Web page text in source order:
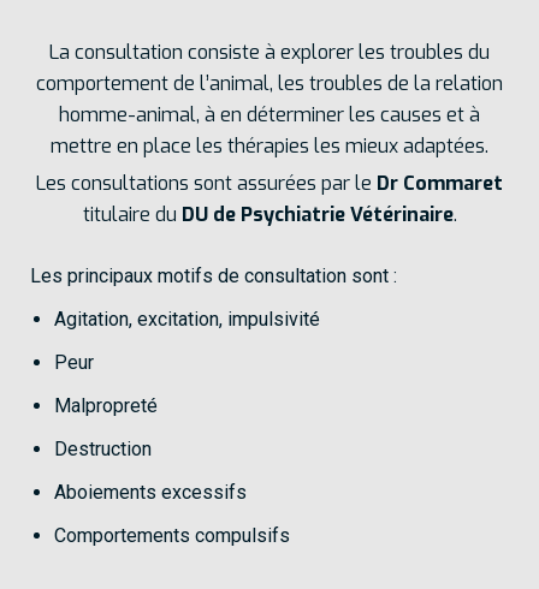
La consultation consiste à explorer les troubles du
comportement de l’animal, les troubles de la relation
homme-animal, à en déterminer les causes et à
mettre en place les thérapies les mieux adaptées.
Les consultations sont assurées par le Dr Commaret
titulaire du DU de Psychiatrie Vétérinaire.
Les principaux motifs de consultation sont :
Agitation, excitation, impulsivité
Peur
Malpropreté
Destruction
Aboiements excessifs
Comportements compulsifs